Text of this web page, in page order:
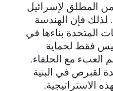
المطلق لإسرائيل
لذلك فإن الهندسة
المتحدة بناءها في
فقط لحماية
العبء مع الحلفاء.
لقبرص في البنية
الاستراتيجية.